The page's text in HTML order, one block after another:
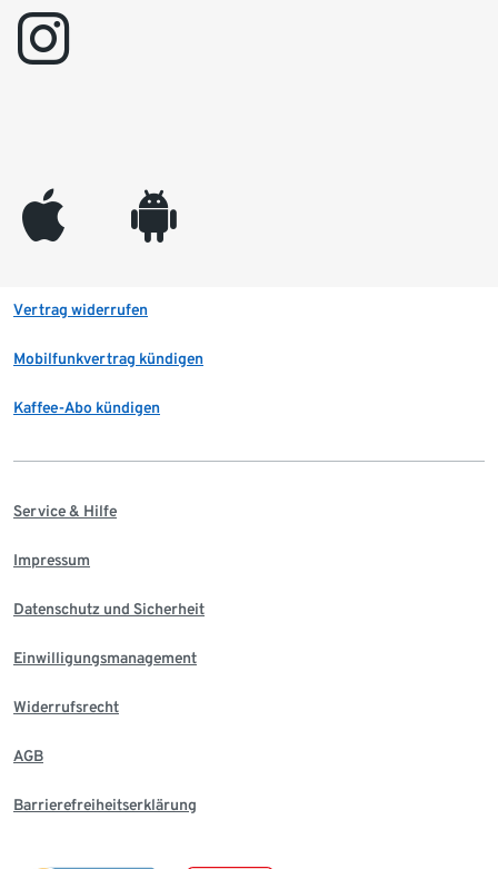
instagram
appleinc android
Vertrag widerrufen
Mobilfunkvertrag kündigen
Kaffee-Abo kündigen
Service & Hilfe
Impressum
Datenschutz und Sicherheit
Einwilligungsmanagement
Widerrufsrecht
AGB
Barrierefreiheitserklärung